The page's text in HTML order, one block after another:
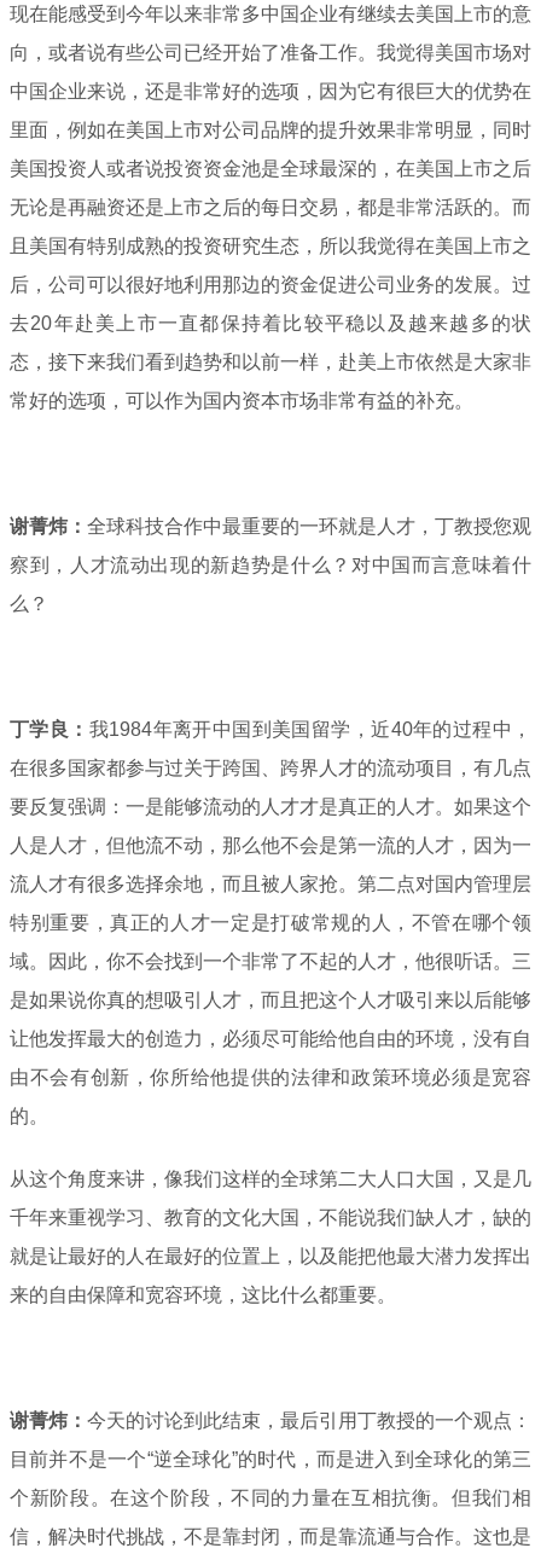
现在能感受到今年以来非常多中国企业有继续去美国上市的意
向，或者说有些公司已经开始了准备工作。我觉得美国市场对
中国企业来说，还是非常好的选项，因为它有很巨大的优势在
里面，例如在美国上市对公司品牌的提升效果非常明显，同时
美国投资人或者说投资资金池是全球最深的，在美国上市之后
无论是再融资还是上市之后的每日交易，都是非常活跃的。而
且美国有特别成熟的投资研究生态，所以我觉得在美国上市之
后，公司可以很好地利用那边的资金促进公司业务的发展。过
去20年赴美上市一直都保持着比较平稳以及越来越多的状
态，接下来我们看到趋势和以前一样，赴美上市依然是大家非
常好的选项，可以作为国内资本市场非常有益的补充。
谢菁炜： 全球科技合作中最重要的一环就是人才，丁教授您观
察到，人才流动出现的新趋势是什么？对中国而言意味着什
么？
丁学良： 我1984年离开中国到美国留学，近40年的过程中，
在很多国家都参与过关于跨国、跨界人才的流动项目，有几点
要反复强调：一是能够流动的人才才是真正的人才。如果这个
人是人才，但他流不动，那么他不会是第一流的人才，因为一
流人才有很多选择余地，而且被人家抢。第二点对国内管理层
特别重要，真正的人才一定是打破常规的人，不管在哪个领
域。因此，你不会找到一个非常了不起的人才，他很听话。三
是如果说你真的想吸引人才，而且把这个人才吸引来以后能够
让他发挥最大的创造力，必须尽可能给他自由的环境，没有自
由不会有创新，你所给他提供的法律和政策环境必须是宽容
的。
从这个角度来讲，像我们这样的全球第二大人口大国，又是几
千年来重视学习、教育的文化大国，不能说我们缺人才，缺的
就是让最好的人在最好的位置上，以及能把他最大潜力发挥出
来的自由保障和宽容环境，这比什么都重要。
谢菁炜： 今天的讨论到此结束，最后引用丁教授的一个观点：
目前并不是一个“逆全球化”的时代，而是进入到全球化的第三
个新阶段。在这个阶段，不同的力量在互相抗衡。但我们相
信，解决时代挑战，不是靠封闭，而是靠流通与合作。这也是